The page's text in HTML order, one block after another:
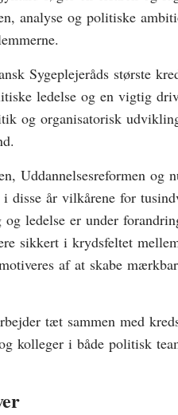
analyse og politiske
Sygeplejeråds største
ledelse og en vigtig
og organisatorisk
Uddannelsesreformen og
disse år vilkårene for
ledelse er under
sikkert i krydsfeltet
af at skabe
tæt sammen med
kolleger i både politisk